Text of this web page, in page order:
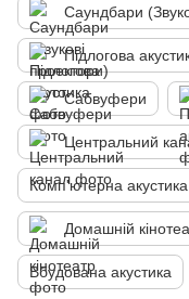
Саундбари
Підлогова
Сабвуфери
Центральний
Комп'ютерна акустика
Домашній
Вбудована акустика